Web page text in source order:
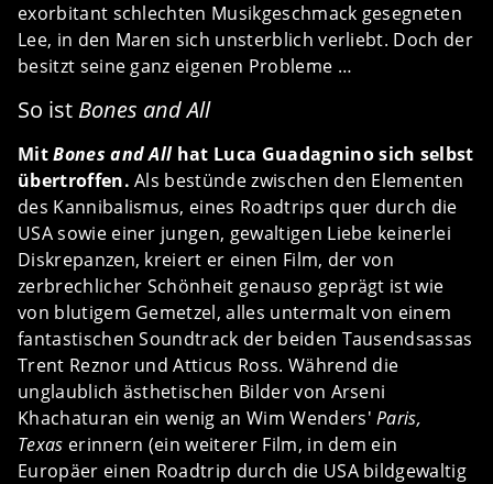
exorbitant schlechten Musikgeschmack gesegneten
Lee, in den Maren sich unsterblich verliebt. Doch der
besitzt seine ganz eigenen Probleme …
So ist Bones and All
MitBones and Allhat Luca Guadagnino sich selbst
übertroffen. Als bestünde zwischen den Elementen
des Kannibalismus, eines Roadtrips quer durch die
USA sowie einer jungen, gewaltigen Liebe keinerlei
Diskrepanzen, kreiert er einen Film, der von
zerbrechlicher Schönheit genauso geprägt ist wie
von blutigem Gemetzel, alles untermalt von einem
fantastischen Soundtrack der beiden Tausendsassas
Trent Reznor und Atticus Ross. Während die
unglaublich ästhetischen Bilder von Arseni
Khachaturan ein wenig an Wim Wenders'Paris,
Texas erinnern (ein weiterer Film, in dem ein
Europäer einen Roadtrip durch die USA bildgewaltig